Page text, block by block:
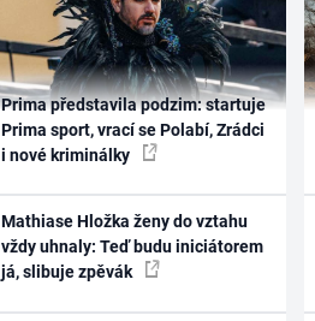
Prima představila podzim: startuje
Prima sport, vrací se Polabí, Zrádci
i nové kriminálky
Mathiase Hložka ženy do vztahu
vždy uhnaly: Teď budu iniciátorem
já, slibuje zpěvák